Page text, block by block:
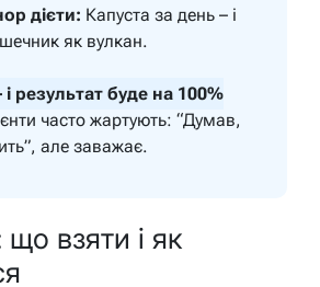
дієти: Капуста за день – і
як вулкан.
і результат буде на 100%
часто жартують: “Думав,
але заважає.
взяти і як